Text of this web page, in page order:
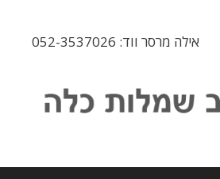
אילה מרסר ווד: 052-3537026